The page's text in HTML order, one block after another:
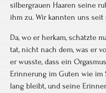
silbergrauen Haaren seine
ihm zu. Wir kannten uns seit
Da, wo er herkam, schätzte
tat, nicht nach dem, was er
er wusste, dass ein
Erinnerung im Guten wie im
lang bleibt, und seine